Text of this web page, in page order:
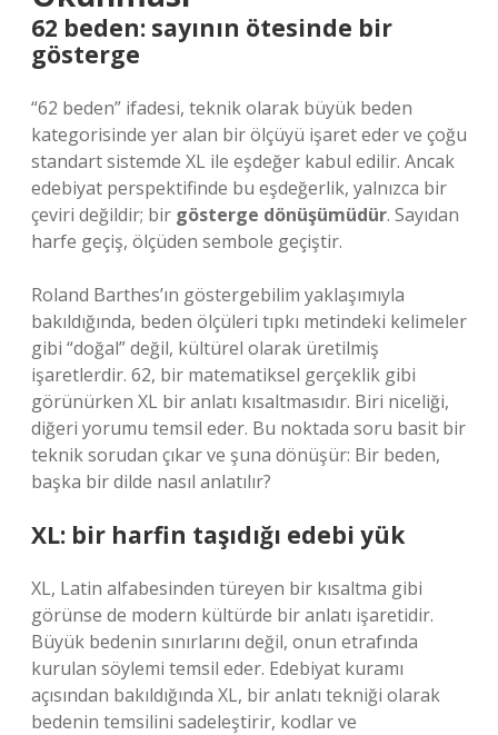
62 beden: sayının ötesinde bir
gösterge
“62 beden” ifadesi, teknik olarak büyük beden
kategorisinde yer alan bir ölçüyü işaret eder ve çoğu
standart sistemde XL ile eşdeğer kabul edilir. Ancak
edebiyat perspektifinde bu eşdeğerlik, yalnızca bir
çeviri değildir; bir gösterge dönüşümüdür. Sayıdan
harfe geçiş, ölçüden sembole geçiştir.
Roland Barthes’ın göstergebilim yaklaşımıyla
bakıldığında, beden ölçüleri tıpkı metindeki kelimeler
gibi “doğal” değil, kültürel olarak üretilmiş
işaretlerdir. 62, bir matematiksel gerçeklik gibi
görünürken XL bir anlatı kısaltmasıdır. Biri niceliği,
diğeri yorumu temsil eder. Bu noktada soru basit bir
teknik sorudan çıkar ve şuna dönüşür: Bir beden,
başka bir dilde nasıl anlatılır?
XL: bir harfin taşıdığı edebi yük
XL, Latin alfabesinden türeyen bir kısaltma gibi
görünse de modern kültürde bir anlatı işaretidir.
Büyük bedenin sınırlarını değil, onun etrafında
kurulan söylemi temsil eder. Edebiyat kuramı
açısından bakıldığında XL, biranlatı tekniği olarak
bedenin temsilini sadeleştirir, kodlar ve